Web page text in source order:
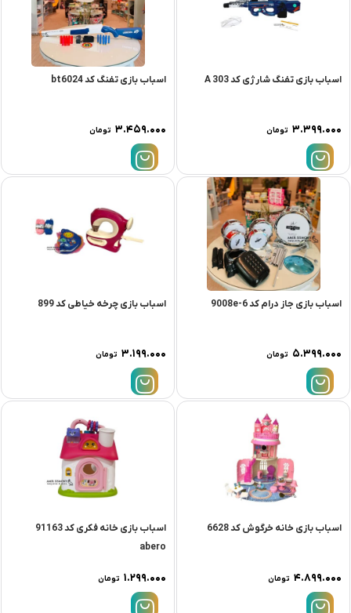
اسباب بازی تفنگ شارژی کد 303 A
۳.۳۹۹.۰۰۰ تومان
اسباب بازی تفنگ کد bt6024
۳.۴۵۹.۰۰۰ تومان
اسباب بازی جاز درام کد 9008e-6
۵.۳۹۹.۰۰۰ تومان
اسباب بازی چرخه خیاطی کد 899
۳.۱۹۹.۰۰۰ تومان
اسباب بازی خانه خرگوش کد 6628
۴.۸۹۹.۰۰۰ تومان
اسباب بازی خانه فکری کد 91163
abero
۱.۲۹۹.۰۰۰ تومان